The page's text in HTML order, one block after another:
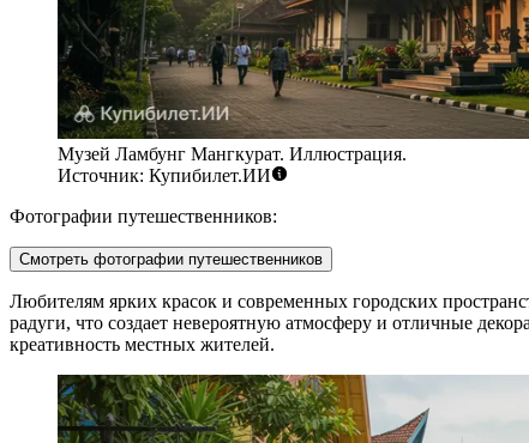
Музей Ламбунг Мангкурат. Иллюстрация.
Источник: Купибилет.ИИ
Фотографии путешественников:
Смотреть фотографии путешественников
Любителям ярких красок и современных городских
радуги, что создает невероятную атмосферу и отличные
креативность местных жителей.